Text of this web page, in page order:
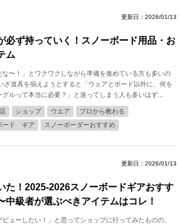
更新日：2026/01/13
必ず持っていく！スノーボード用品・お
ム
〜！」とワクワクしながら準備を進めている方も多いの
ざ道具を揃えようとすると「ウェアとボード以外に、何を
ルって本当に必要？」と迷ってしまう人も多いはず...
ショップ ウエア
プロから教わる
ード ギア スノーボーダーおすすめ
更新日：2026/01/13
た！2025-2026スノーボードギアおすす
中級者が選ぶべきアイテムはコレ！
ビューしたい！」と思ってショップに行ってみたものの、